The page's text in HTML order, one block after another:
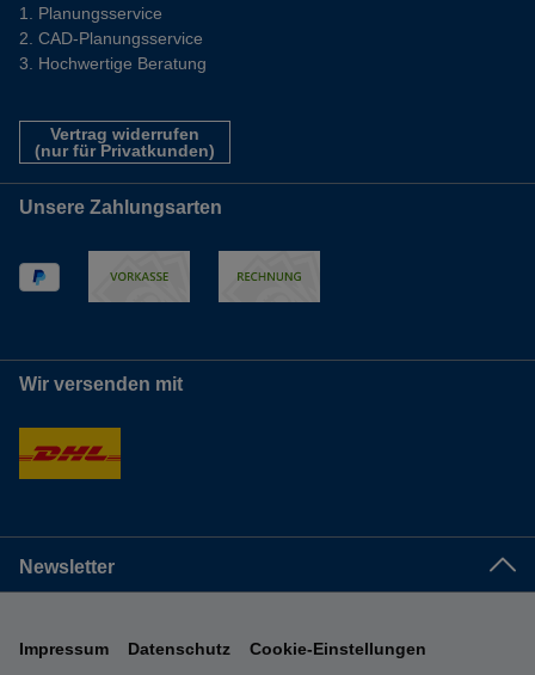
Planungsservice
CAD-Planungsservice
Hochwertige Beratung
Vertrag widerrufen
(nur für Privatkunden)
Unsere Zahlungsarten
Wir versenden mit
Newsletter
Impressum Datenschutz Cookie-Einstellungen